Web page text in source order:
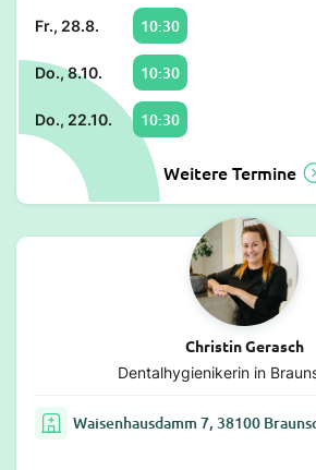
Fr., 28.8. 10:30
Do., 8.10. 10:30
Do., 22.10. 10:30
Weitere Termine
Christin Gerasch
Dentalhygienikerin in
Waisenhausdamm 7, 38100